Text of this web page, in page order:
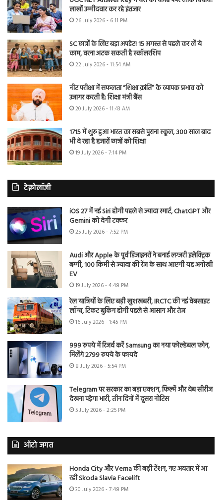
लाखों उम्मीदवार कर रहे इंतजार
26 July 2026 - 6:11 PM
SC छात्रों के लिए बड़ा अपडेट! 15 अगस्त से पहले कर लें ये
काम, वरना अटक सकती है स्कॉलरशिप
22 July 2026 - 11:54 AM
नीट परीक्षा में सफलता “शिक्षा क्रांति” के व्यापक प्रभाव को
उजागर करती है: शिक्षा मंत्री बैंस
20 July 2026 - 11:43 AM
1715 में शुरू हुआ भारत का सबसे पुराना स्कूल, 300 साल बाद
भी दे रहा है हजारों छात्रों को शिक्षा
19 July 2026 - 7:14 PM
टेक्नोलॉजी
iOS 27 में नई Siri होगी पहले से ज्यादा स्मार्ट, ChatGPT और
Gemini को देगी टक्कर
25 July 2026 - 7:52 PM
Audi और Apple के पूर्व डिजाइनरों ने बनाई लग्जरी इलेक्ट्रिक
बग्गी, 100 किमी से ज्यादा की रेंज के साथ आएगी यह अनोखी
EV
19 July 2026 - 4:48 PM
रेल यात्रियों के लिए बड़ी खुशखबरी, IRCTC की नई वेबसाइट
लॉन्च, टिकट बुकिंग होगी पहले से आसान और तेज
16 July 2026 - 1:45 PM
999 रुपये में रिजर्व करें Samsung का नया फोल्डेबल फोन,
मिलेंगे 2799 रुपये के फायदे
8 July 2026 - 5:54 PM
Telegram पर सरकार का बड़ा एक्शन, फिल्में और वेब सीरीज
देखना पड़ेगा भारी, तीन दिनों में दूसरा नोटिस
5 July 2026 - 2:25 PM
ऑटो जगत
Honda City और Verna की बढ़ी टेंशन, नए अवतार में आ
रही Skoda Slavia Facelift
30 July 2026 - 7:48 PM